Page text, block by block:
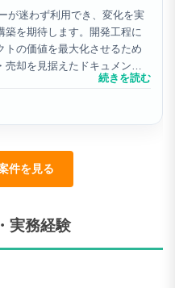
が迷わず利用でき、変化を実
築を期待します。開発工程に
トの価値を最大化させるため
却を見据えたドキュメント
【業務内容・担当工程...続きを読む
件を見る
実務経験